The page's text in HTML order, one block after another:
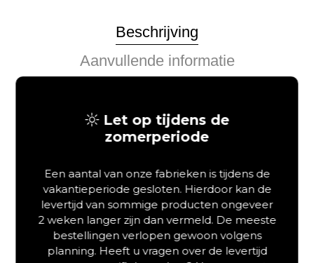
Beschrijving
Aanvullende informatie
Forestales Astoria: Uw
zwevend massief houten
Bent u op zoek naar een massief houten beddat luxe, een
zwevend design en slimme opbergruimte combineert? Het
Forestales Astoria ledikant met bedlades is de ideale keuze
voor wie waarde hecht aan esthetiek en functionaliteit. Dit
massief houten bed is volledig vervaardigd uit karaktervol,
Let op tijdens de
zomerperiode
Een aantal van onze fabrieken is tijdens de
vakantieperiode gesloten. Hierdoor kan de
levertijd van sommige producten ongeveer
2 weken langer zijn dan vermeld. De meeste
bestellingen verlopen gewoon volgens
planning. Heeft u vragen over de levertijd